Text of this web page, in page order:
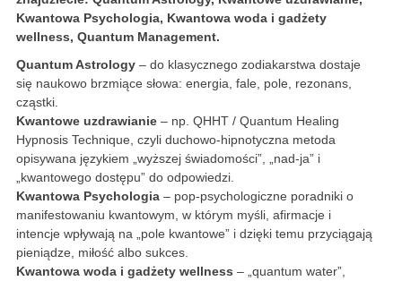
Kwantowa Psychologia, Kwantowa woda i gadżety
wellness, Quantum Management.
Quantum Astrology – do klasycznego zodiakarstwa dostaje
się naukowo brzmiące słowa: energia, fale, pole, rezonans,
cząstki.
Kwantowe uzdrawianie – np. QHHT / Quantum Healing
Hypnosis Technique, czyli duchowo-hipnotyczna metoda
opisywana językiem „wyższej świadomości”, „nad-ja” i
„kwantowego dostępu” do odpowiedzi.
Kwantowa Psychologia – pop-psychologiczne poradniki o
manifestowaniu kwantowym, w którym myśli, afirmacje i
intencje wpływają na „pole kwantowe” i dzięki temu przyciągają
pieniądze, miłość albo sukces.
Kwantowa woda i gadżety wellness – „quantum water”,